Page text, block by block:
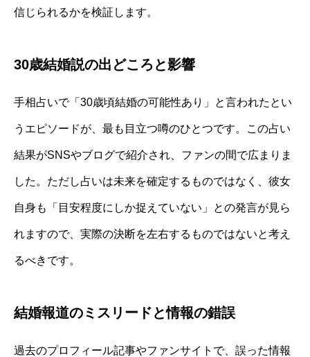
信じられるかを検証します。
30歳結婚説の出どころと影響
手相占いで「30歳頃結婚の可能性あり」と言われたとい
うエピソードが、最も目立つ噂のひとつです。この占い
結果がSNSやブログで紹介され、ファンの間で広まりま
した。ただし占いは未来を確定するものではなく、彼女
自身も「目安程度にしか捉えていない」との発言が見ら
れますので、実際の決断を左右するものではないと考え
るべきです。
結婚報道のミスリードと情報の錯誤
過去のプロフィール記事やファンサイトで、誤った情報